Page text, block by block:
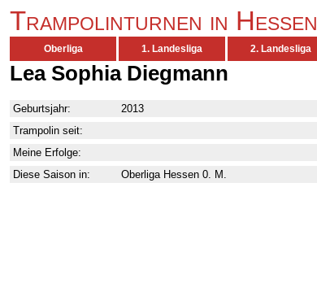
Trampolinturnen in Hessen
Oberliga 1. Landesliga 2. Landesliga
Lea Sophia Diegmann
Geburtsjahr:
2013
Trampolin seit:
Meine Erfolge:
Diese Saison in:
Oberliga Hessen 0. M.